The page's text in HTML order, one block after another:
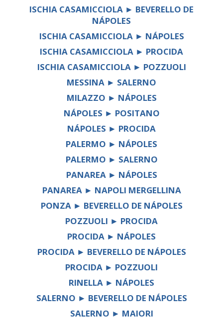
ISCHIA CASAMICCIOLA ► BEVERELLO DE
NÁPOLES
ISCHIA CASAMICCIOLA ► NÁPOLES
ISCHIA CASAMICCIOLA ► PROCIDA
ISCHIA CASAMICCIOLA ► POZZUOLI
MESSINA ► SALERNO
MILAZZO ► NÁPOLES
NÁPOLES ► POSITANO
NÁPOLES ► PROCIDA
PALERMO ► NÁPOLES
PALERMO ► SALERNO
PANAREA ► NÁPOLES
PANAREA ► NAPOLI MERGELLINA
PONZA ► BEVERELLO DE NÁPOLES
POZZUOLI ► PROCIDA
PROCIDA ► NÁPOLES
PROCIDA ► BEVERELLO DE NÁPOLES
PROCIDA ► POZZUOLI
RINELLA ► NÁPOLES
SALERNO ► BEVERELLO DE NÁPOLES
SALERNO ► MAIORI